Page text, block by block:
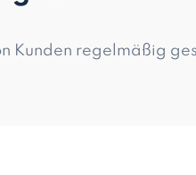
Kunden regelmäßig